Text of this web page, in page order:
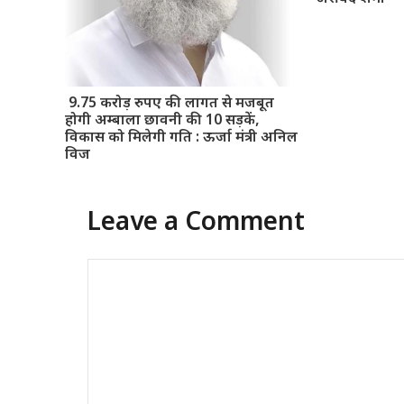
9.75 करोड़ रुपए की लागत से मजबूत
होगी अम्बाला छावनी की 10 सड़कें,
विकास को मिलेगी गति : ऊर्जा मंत्री अनिल
विज
Leave a Comment